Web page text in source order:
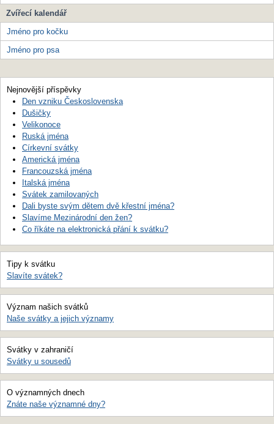
Zvířecí kalendář
Jméno pro kočku
Jméno pro psa
Nejnovější příspěvky
Den vzniku Československa
Dušičky
Velikonoce
Ruská jména
Církevní svátky
Americká jména
Francouzská jména
Italská jména
Svátek zamilovaných
Dali byste svým dětem dvě křestní jména?
Slavíme Mezinárodní den žen?
Co říkáte na elektronická přání k svátku?
Tipy k svátku
Slavíte svátek?
Význam našich svátků
Naše svátky a jejich významy
Svátky v zahraničí
Svátky u sousedů
O významných dnech
Znáte naše významné dny?